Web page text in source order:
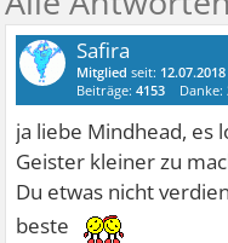
Safira
Mitglied seit: 12.07.2018
Beiträge:4153 Danke:
ja liebe Mindhead, es
Geister kleiner zu
Du etwas nicht
beste